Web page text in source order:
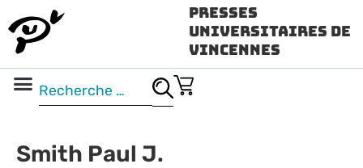
Presses
Universitaires de
Vincennes
Smith Paul J.